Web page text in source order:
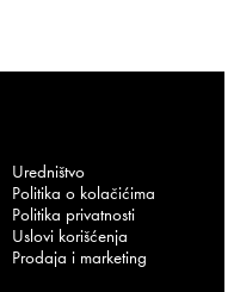
Uredništvo
Politika o kolačićima
Politika privatnosti
Uslovi korišćenja
Prodaja i marketing